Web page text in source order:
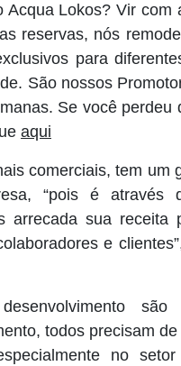
Lokos? Vir com
reservas, nós
para
São nossos
Se você perdeu
aqui
comerciais, tem um
“pois é através
arrecada sua receita
e
são
todos precisam
no